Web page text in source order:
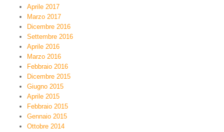
Aprile 2017
Marzo 2017
Dicembre 2016
Settembre 2016
Aprile 2016
Marzo 2016
Febbraio 2016
Dicembre 2015
Giugno 2015
Aprile 2015
Febbraio 2015
Gennaio 2015
Ottobre 2014